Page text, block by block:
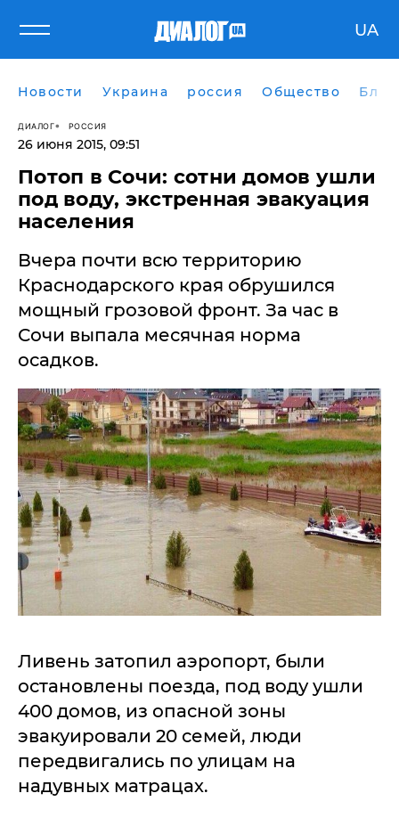
UA
Новости Украина россия Общество
ДИАЛОГ РОССИЯ
26 июня 2015, 09:51
​Потоп в Сочи: сотни домов ушли
под воду, экстренная эвакуация
населения
Вчера почти всю территорию
Краснодарского края обрушился
мощный грозовой фронт. За час в
Сочи выпала месячная норма
осадков.
Ливень затопил аэропорт, были
остановлены поезда, под воду ушли
400 домов, из опасной зоны
эвакуировали 20 семей, люди
передвигались по улицам на
надувных матрацах.